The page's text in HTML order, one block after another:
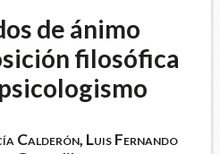
de ánimo
filosófica
Calderón, Luis Fernando